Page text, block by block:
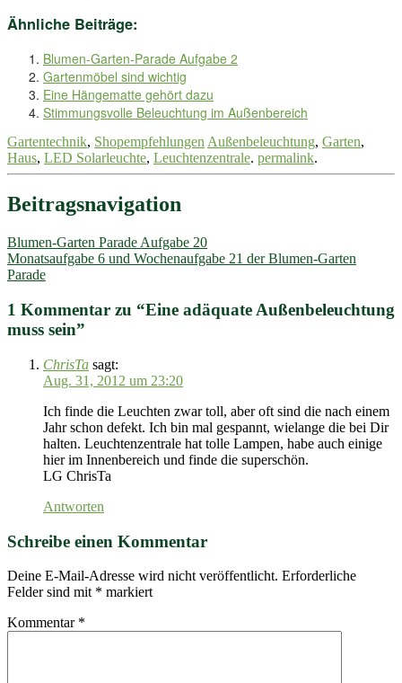
Ähnliche Beiträge:
Blumen-Garten-Parade Aufgabe 2
Gartenmöbel sind wichtig
Eine Hängematte gehört dazu
Stimmungsvolle Beleuchtung im Außenbereich
Gartentechnik, Shopempfehlungen Außenbeleuchtung, Garten,
Haus, LED Solarleuchte, Leuchtenzentrale. permalink.
Beitragsnavigation
Blumen-Garten Parade Aufgabe 20
Monatsaufgabe 6 und Wochenaufgabe 21 der Blumen-Garten
Parade
1 Kommentar zu “Eine adäquate Außenbeleuchtung
muss sein”
ChrisTa sagt:
Aug. 31, 2012 um 23:20
Ich finde die Leuchten zwar toll, aber oft sind die nach einem
Jahr schon defekt. Ich bin mal gespannt, wielange die bei Dir
halten. Leuchtenzentrale hat tolle Lampen, habe auch einige
hier im Innenbereich und finde die superschön.
LG ChrisTa
Antworten
Schreibe einen Kommentar
Deine E-Mail-Adresse wird nicht veröffentlicht. Erforderliche
Felder sind mit * markiert
Kommentar *